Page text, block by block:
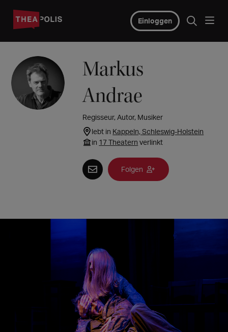
Einloggen
Markus
Andrae
Regisseur, Autor, Musiker
lebt in Kappeln, Schleswig-Holstein
in 17 Theatern verlinkt
Folgen